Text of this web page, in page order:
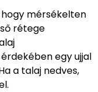
mérsékelten
rétege
egy ujjal
a talaj nedves,